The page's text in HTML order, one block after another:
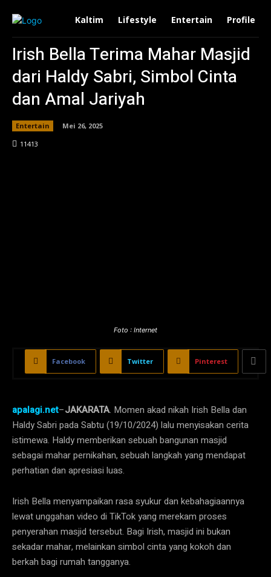
Kaltim Lifestyle Entertain Profile
Irish Bella Terima Mahar Masjid
dari Haldy Sabri, Simbol Cinta
dan Amal Jariyah
Entertain
Mei 26, 2025
11413
Foto : Internet
Facebook Twitter Pinterest
apalagi.net–JAKARATA. Momen akad nikah Irish Bella dan
Haldy Sabri pada Sabtu (19/10/2024) lalu menyisakan cerita
istimewa. Haldy memberikan sebuah bangunan masjid
sebagai mahar pernikahan, sebuah langkah yang mendapat
perhatian dan apresiasi luas.
Irish Bella menyampaikan rasa syukur dan kebahagiaannya
lewat unggahan video di TikTok yang merekam proses
penyerahan masjid tersebut. Bagi Irish, masjid ini bukan
sekadar mahar, melainkan simbol cinta yang kokoh dan
berkah bagi rumah tangganya.